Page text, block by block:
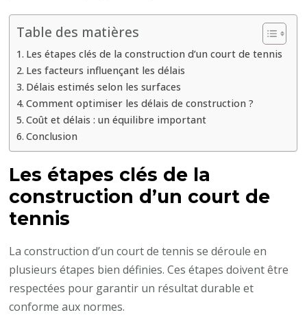
Table des matières
Les étapes clés de la construction d’un court de tennis
Les facteurs influençant les délais
Délais estimés selon les surfaces
Comment optimiser les délais de construction ?
Coût et délais : un équilibre important
Conclusion
Les étapes clés de la
construction d’un court de
tennis
La construction d’un court de tennis se déroule en
plusieurs étapes bien définies. Ces étapes doivent être
respectées pour garantir un résultat durable et
conforme aux normes.